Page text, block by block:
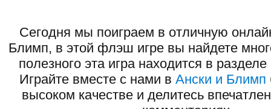
Сегодня мы поиграем в отличную
Блимп, в этой флэш игре вы найдете
полезного эта игра находится в
Играйте вместе с нами в Ански и Блимп
высоком качестве и делитесь